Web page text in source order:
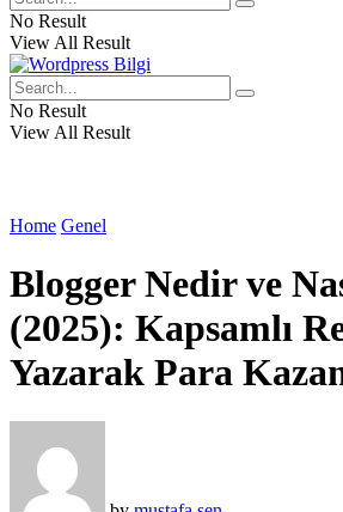
No Result
View All Result
No Result
View All Result
Home Genel
Blogger Nedir ve
(2025): Kapsamlı
Yazarak Para